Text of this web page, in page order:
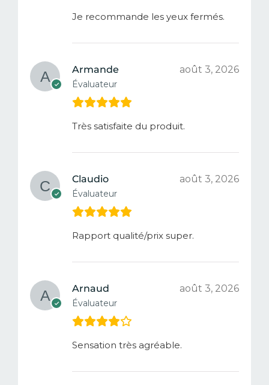
Je recommande les yeux fermés.
Armande
Évaluateur
août 3, 2026
Très satisfaite du produit.
Claudio
Évaluateur
août 3, 2026
Rapport qualité/prix super.
Arnaud
Évaluateur
août 3, 2026
Sensation très agréable.